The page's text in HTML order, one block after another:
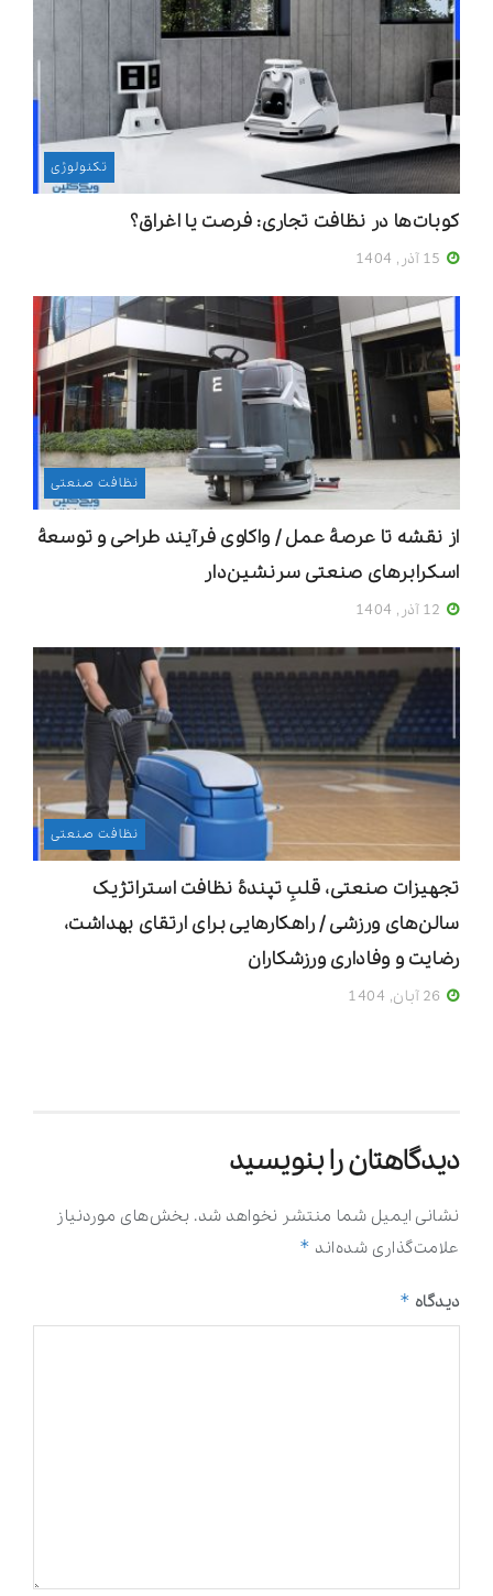
تکنولوژی
کوبات‌ها در نظافت تجاری: فرصت یا اغراق؟
نظافت صنعتی
از نقشه تا عرصۀ عمل / واکاوی فرآیند طراحی و توسعۀ
اسکرابرهای صنعتی سرنشین‌دار
نظافت صنعتی
تجهیزات صنعتی، قلبِ تپندۀ نظافت استراتژیک
سالن‌های ورزشی / راهکارهایی برای ارتقای بهداشت،
رضایت و وفاداری ورزشکاران
دیدگاهتان را بنویسید
نشانی ایمیل شما منتشر نخواهد شد. بخش‌های موردنیاز
علامت‌گذاری شده‌اند *
دیدگاه *